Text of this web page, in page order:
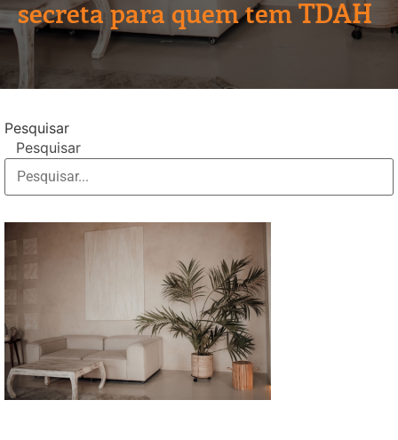
secreta para quem tem TDAH
Pesquisar
Pesquisar